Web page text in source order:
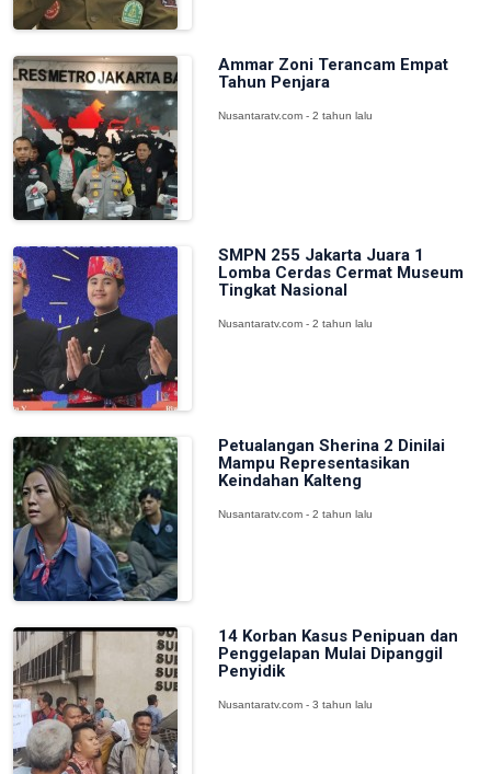
Ammar Zoni Terancam Empat
Tahun Penjara
Nusantaratv.com - 2 tahun lalu
SMPN 255 Jakarta Juara 1
Lomba Cerdas Cermat Museum
Tingkat Nasional
Nusantaratv.com - 2 tahun lalu
Petualangan Sherina 2 Dinilai
Mampu Representasikan
Keindahan Kalteng
Nusantaratv.com - 2 tahun lalu
14 Korban Kasus Penipuan dan
Penggelapan Mulai Dipanggil
Penyidik
Nusantaratv.com - 3 tahun lalu